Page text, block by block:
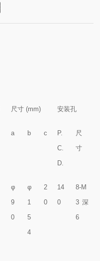
尺寸 (mm) 安装孔
a b c
P.
C.
D.
尺
寸
φ
9
0
φ
1
5
4
2
0
14
0
8-M
3深
6